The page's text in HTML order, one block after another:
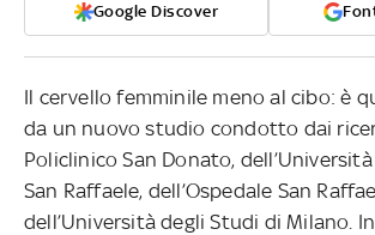
Google Discover
Il cervello femminile meno al cibo: è
da un nuovo studio condotto dai
Policlinico San Donato,
San Raffaele, dell’Ospedale San
dell’Università degli Studi di Milano.